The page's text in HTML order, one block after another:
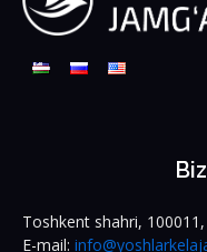
Toshkent shahri,
E-mail: